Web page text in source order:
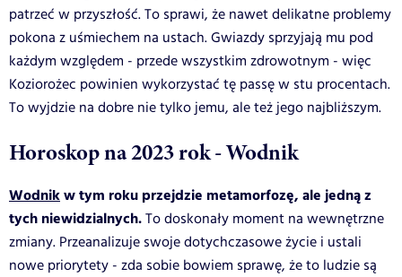
patrzeć w przyszłość. To sprawi, że nawet delikatne problemy
pokona z uśmiechem na ustach. Gwiazdy sprzyjają mu pod
każdym względem - przede wszystkim zdrowotnym - więc
Koziorożec powinien wykorzystać tę passę w stu procentach.
To wyjdzie na dobre nie tylko jemu, ale też jego najbliższym.
Horoskop na 2023 rok - Wodnik
Wodnikw tym roku przejdzie metamorfozę, ale jedną z
tych niewidzialnych.To doskonały moment na wewnętrzne
zmiany. Przeanalizuje swoje dotychczasowe życie i ustali
nowe priorytety - zda sobie bowiem sprawę, że to ludzie są